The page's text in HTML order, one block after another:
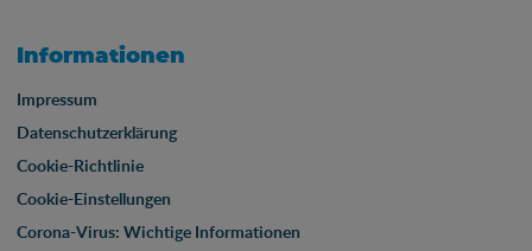
Informationen
Impressum
Datenschutzerklärung
Cookie-Richtlinie
Cookie-Einstellungen
Corona-Virus: Wichtige Informationen